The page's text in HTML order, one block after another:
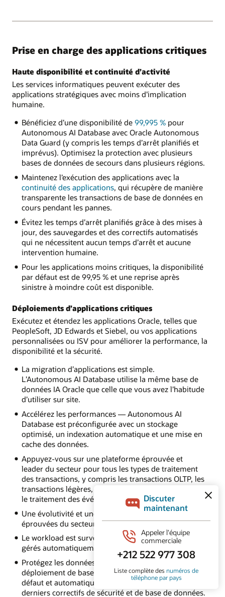
Prise en charge des applications critiques
Haute disponibilité et continuité d’activité
Les services informatiques peuvent exécuter des
applications stratégiques avec moins d’implication
humaine.
Bénéficiez d’une disponibilité de 99,995 %pour
Autonomous AI Database avec Oracle Autonomous
Data Guard (y compris les temps d’arrêt planifiés et
imprévus). Optimisez la protection avec plusieurs
bases de données de secours dans plusieurs régions.
Maintenez l’exécution des applications avec la
continuité des applications, qui récupère de manière
transparente les transactions de base de données en
cours pendant les pannes.
Évitez les temps d’arrêt planifiés grâce à des mises à
jour, des sauvegardes et des correctifs automatisés
qui ne nécessitent aucun temps d’arrêt et aucune
intervention humaine.
Pour les applications moins critiques, la disponibilité
par défaut est de 99,95 % et une reprise après
sinistre à moindre coût est disponible.
Déploiements d’applications critiques
Exécutez et étendez les applications Oracle, telles que
PeopleSoft, JD Edwards et Siebel, ou vos applications
personnalisées ou ISV pour améliorer la performance, la
disponibilité et la sécurité.
La migration d’applications est simple.
L’Autonomous AI Database utilise la même base de
données IA Oracle que celle que vous avez l’habitude
d’utiliser sur site.
Accélérez les performances — Autonomous AI
Database est préconfigurée avec un stockage
optimisé, un indexation automatique et une mise en
cache des données.
Appuyez-vous sur une plateforme éprouvée et
leader du secteur pour tous les types de traitement
des transactions, y compris les transactions OLTP, les
transactions légères, les transactions augmentées et
le traitement des événements de flux.
Une évolutivité et une disponibilité transparentes
éprouvées du secteur sont fournies.
Le workload est surveillé et les index sont créés et
gérés automatiquement.
Protégez les données sans temps d’arrêt. Votre
déploiement de base de données est sécurisé par
défaut et automatiquement mis à jour avec les
derniers correctifs de sécurité et de base de données.